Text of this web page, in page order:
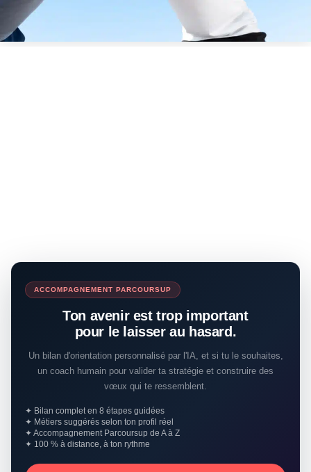
ACCOMPAGNEMENT PARCOURSUP
Ton avenir est trop important
pour le laisser au hasard.
Un bilan d'orientation personnalisé par l'IA, et si tu le souhaites,
un coach humain pour valider ta stratégie et construire des
vœux qui te ressemblent.
✦ Bilan complet en 8 étapes guidées
✦ Métiers suggérés selon ton profil réel
✦ Accompagnement Parcoursup de A à Z
✦ 100 % à distance, à ton rythme